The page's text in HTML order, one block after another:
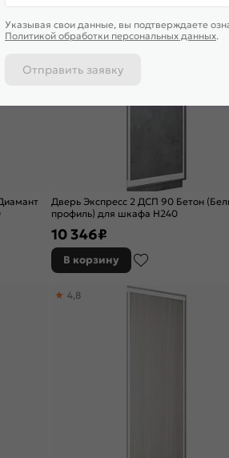
Дверь Экспресс 2 ДСП 90 Бетон
профиль) для шкафа Н240
10 346₽
В корзину
4,8
Указывая свои данные, вы подтверждаете
Политикой обработки персональных данных.
Отправить заявку